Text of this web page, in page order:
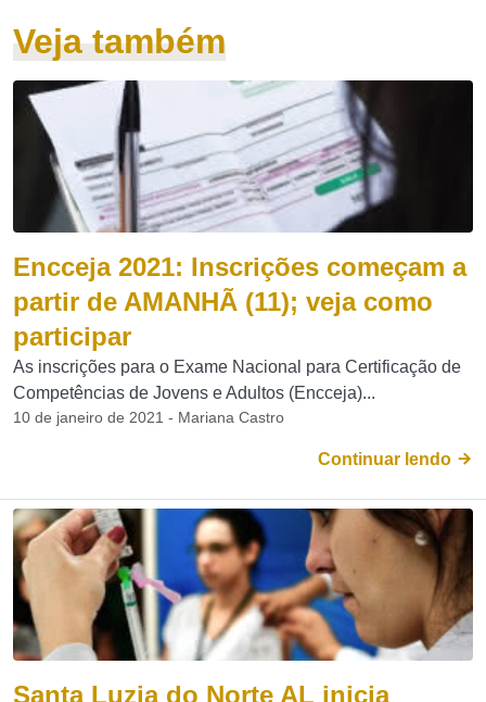
Veja também
Encceja 2021: Inscrições começam a
partir de AMANHÃ (11); veja como
participar
As inscrições para o Exame Nacional para Certificação de
Competências de Jovens e Adultos (Encceja)...
10 de janeiro de 2021 - Mariana Castro
Continuar lendo
Santa Luzia do Norte AL inicia